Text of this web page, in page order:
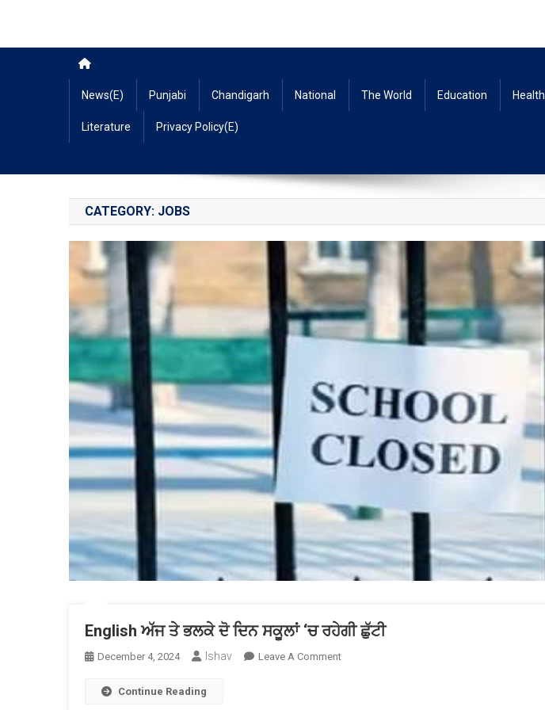
News(E) Punjabi Chandigarh National The World Education Health
Literature Privacy Policy(E)
CATEGORY: JOBS
English ਅੱਜ ਤੇ ਭਲਕੇ ਦੋ ਦਿਨ ਸਕੂਲਾਂ ‘ਚ ਰਹੇਗੀ ਛੁੱਟੀ
December 4, 2024 Ishav Leave A CommentOn
Continue Reading